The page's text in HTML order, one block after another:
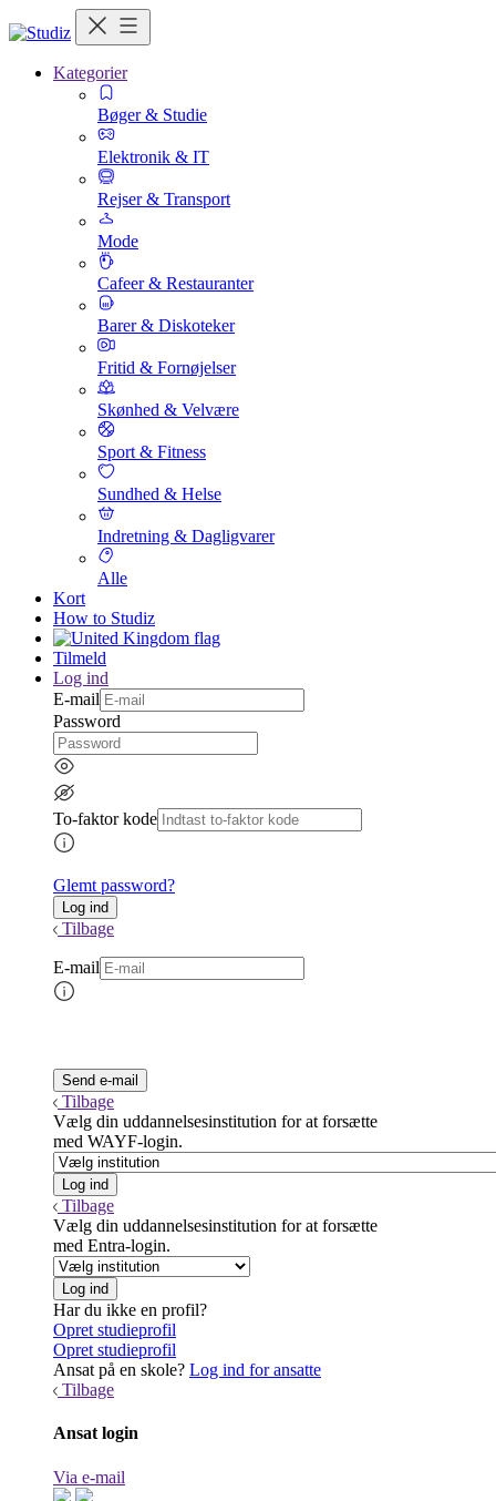
Kategorier
Bøger & Studie
Elektronik & IT
Rejser & Transport
Mode
Cafeer & Restauranter
Barer & Diskoteker
Fritid & Fornøjelser
Skønhed & Velvære
Sport & Fitness
Sundhed & Helse
Indretning & Dagligvarer
Alle
Kort
How to Studiz
Tilmeld
Log ind
E-mail
Password
To-faktor kode
Glemt password?
Tilbage
E-mail
Tilbage
Vælg din uddannelsesinstitution for at forsætte
med WAYF-login.
Tilbage
Vælg din uddannelsesinstitution for at forsætte
med Entra-login.
Har du ikke en profil?
Opret studieprofil
Opret studieprofil
Ansat på en skole? Log ind for ansatte
Tilbage
Ansat login
Via e-mail